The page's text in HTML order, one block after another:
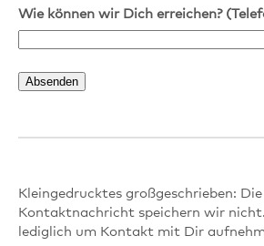
Wie können wir Dich erreichen?
Kleingedrucktes großgeschrieben:
Kontaktnachricht speichern wir
lediglich um Kontakt mit Dir